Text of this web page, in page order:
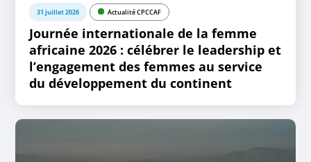
31 juillet 2026 Actualité CPCCAF
Journée internationale de la femme
africaine 2026 : célébrer le leadership et
l’engagement des femmes au service
du développement du continent